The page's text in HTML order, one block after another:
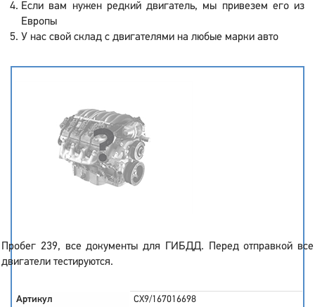
Если вам нужен редкий двигатель, мы привезем его из
Европы
У нас свой склад с двигателями на любые марки авто
Пробег 239, все документы для ГИБДД. Перед отправкой все
двигатели тестируются.
Артикул CX9/167016698